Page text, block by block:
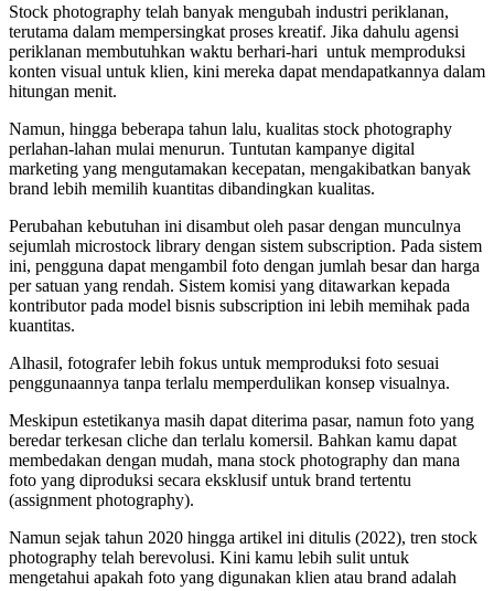
Stock photography telah banyak mengubah industri periklanan,
terutama dalam mempersingkat proses kreatif. Jika dahulu agensi
periklanan membutuhkan waktu berhari-hari untuk memproduksi
konten visual untuk klien, kini mereka dapat mendapatkannya dalam
hitungan menit.
Namun, hingga beberapa tahun lalu, kualitas stock photography
perlahan-lahan mulai menurun. Tuntutan kampanye digital
marketing yang mengutamakan kecepatan, mengakibatkan banyak
brand lebih memilih kuantitas dibandingkan kualitas.
Perubahan kebutuhan ini disambut oleh pasar dengan munculnya
sejumlah microstock library dengan sistem subscription. Pada sistem
ini, pengguna dapat mengambil foto dengan jumlah besar dan harga
per satuan yang rendah. Sistem komisi yang ditawarkan kepada
kontributor pada model bisnis subscription ini lebih memihak pada
kuantitas.
Alhasil, fotografer lebih fokus untuk memproduksi foto sesuai
penggunaannya tanpa terlalu memperdulikan konsep visualnya.
Meskipun estetikanya masih dapat diterima pasar, namun foto yang
beredar terkesan cliche dan terlalu komersil. Bahkan kamu dapat
membedakan dengan mudah, mana stock photography dan mana
foto yang diproduksi secara eksklusif untuk brand tertentu
(assignment photography).
Namun sejak tahun 2020 hingga artikel ini ditulis (2022), tren stock
photography telah berevolusi. Kini kamu lebih sulit untuk
mengetahui apakah foto yang digunakan klien atau brand adalah